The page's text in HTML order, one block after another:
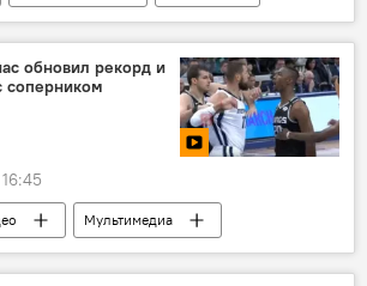
НАТО
обновил рекорд и
соперником
Мультимедиа
Йонас Валанчюнас